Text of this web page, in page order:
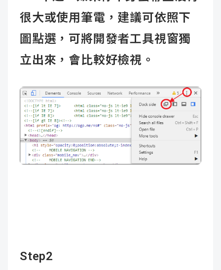
很大或使用筆電，建議可依照下
圖點選，可將開發者工具視窗獨
立出來，會比較好檢視。
Step2